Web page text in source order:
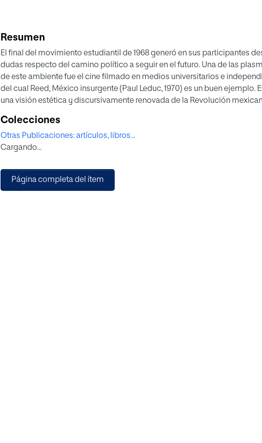
Resumen
El final del movimiento estudiantil de 1968 generó en sus participantes
dudas respecto del camino político a seguir en el futuro. Una de las
de este ambiente fue el cine filmado en medios universitarios e
del cual Reed, México insurgente (Paul Leduc, 1970) es un buen ejemplo.
una visión estética y discursivamente renovada de la Revolución
Colecciones
Otras Publicaciones: artículos, libros...
Cargando...
Página completa del ítem